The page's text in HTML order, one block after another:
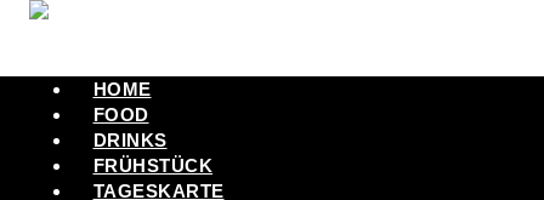
HOME
FOOD
DRINKS
FRÜHSTÜCK
TAGESKARTE